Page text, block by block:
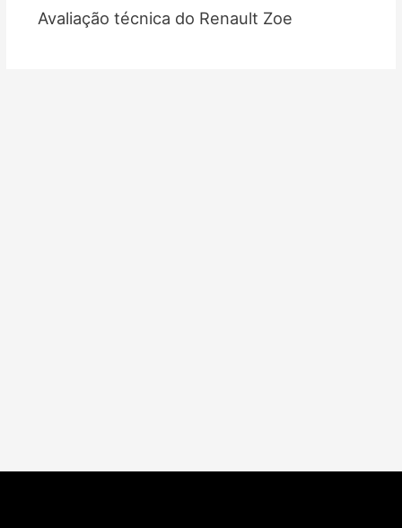
Avaliação técnica do Renault Zoe